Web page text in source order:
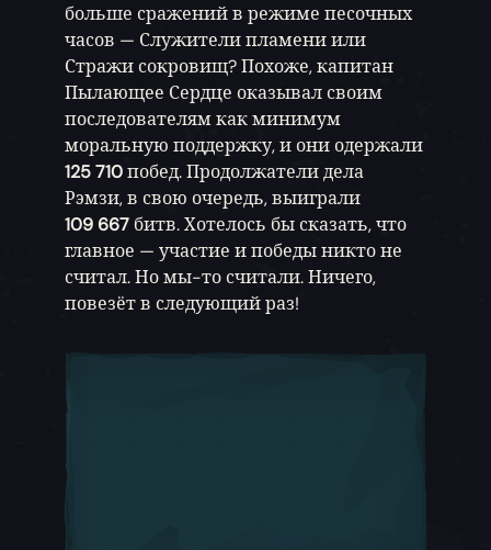
больше сражений в режиме песочных
часов — Служители пламени или
Стражи сокровищ? Похоже, капитан
Пылающее Сердце оказывал своим
последователям как минимум
моральную поддержку, и они одержали
125 710побед. Продолжатели дела
Рэмзи, в свою очередь, выиграли
109 667 битв. Хотелось бы сказать, что
главное — участие и победы никто не
считал. Но мы-то считали. Ничего,
повезёт в следующий раз!